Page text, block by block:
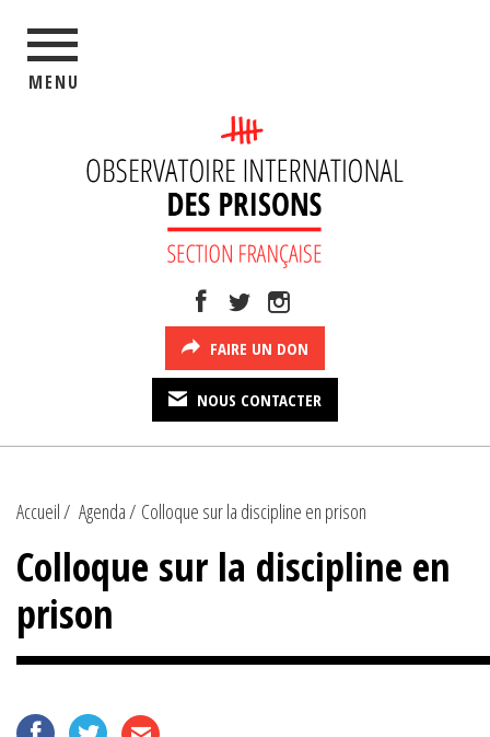
MENU
FAIRE UN DON
NOUS CONTACTER
Accueil Agenda Colloque sur la discipline en prison
Colloque sur la discipline en
prison